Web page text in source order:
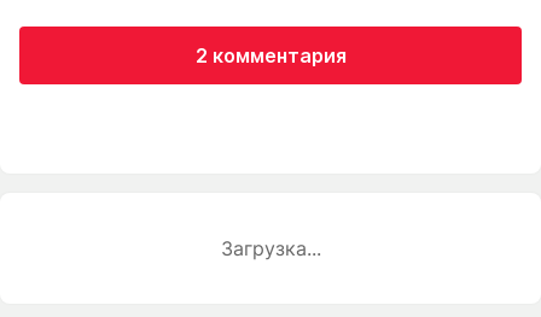
2 комментария
Загрузка...